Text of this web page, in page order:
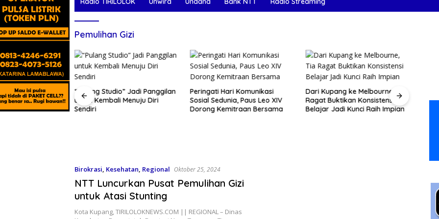
Pemulihan Gizi
Provinsi SVD
Misi Kitab
“Pulang Studio” Jadi Panggilan
untuk Kembali Menuju Diri
Sendiri
Peringati Hari Komunikasi
Sosial Sedunia, Paus Leo XIV
Dorong Kemitraan Bersama
Dari Kupang ke Melbourne, Tia
Ragat Buktikan Konsistensi
Belajar Jadi Kunci Raih Impian
Birokrasi Kesehatan Regional Oktober 25, 2024
NTT Luncurkan Pusat Pemulihan Gizi
untuk Atasi Stunting
Kota Kupang, TIRILOLOKNEWS.COM || REGIONAL – Dinas